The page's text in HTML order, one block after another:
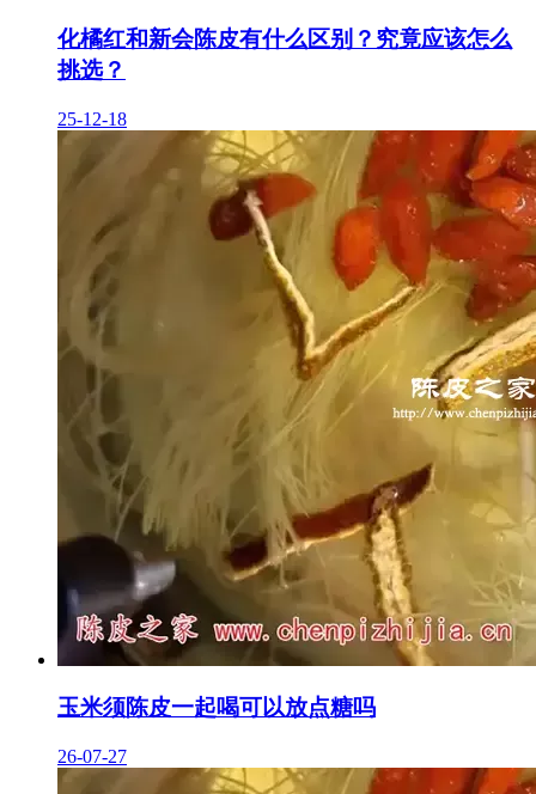
化橘红和新会陈皮有什么区别？究竟应该怎么
挑选？
25-12-18
玉米须陈皮一起喝可以放点糖吗
26-07-27